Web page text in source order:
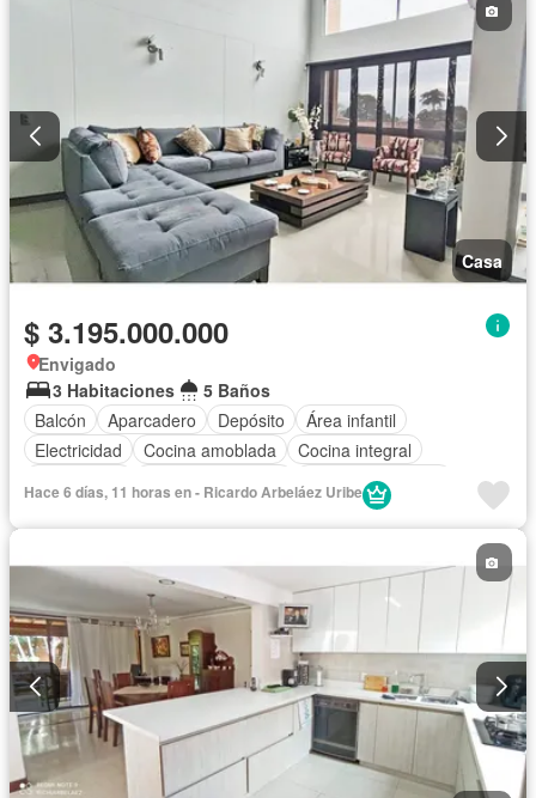
Casa
$ 3.195.000.000
Envigado
3 Habitaciones
5 Baños
Balcón
Aparcadero Depósito
Área infantil
Electricidad
Cocina amoblada
Cocina integral
Cuarto de servicio
Hace 6 días, 11 horas en - Ricardo Arbeláez Uribe